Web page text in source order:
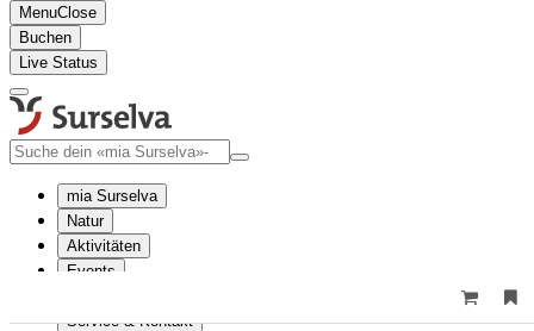
MenuClose
Buchen
Live Status
mia Surselva
Natur
Aktivitäten
Events
Service & Kontakt